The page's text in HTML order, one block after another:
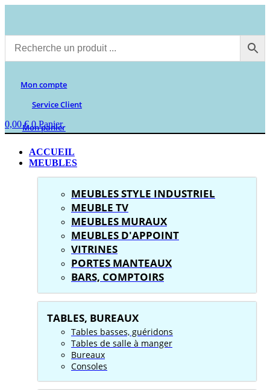
Mon compte
Service Client
0,00€ 0 Panier
Mon panier
ACCUEIL
MEUBLES
MEUBLES STYLE INDUSTRIEL
MEUBLE TV
MEUBLES MURAUX
MEUBLES D'APPOINT
VITRINES
PORTES MANTEAUX
BARS, COMPTOIRS
TABLES, BUREAUX
Tables basses, guéridons
Tables de salle à manger
Bureaux
Consoles